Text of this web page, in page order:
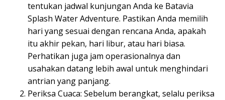
tentukan jadwal kunjungan Anda ke Batavia
Splash Water Adventure. Pastikan Anda memilih
hari yang sesuai dengan rencana Anda, apakah
itu akhir pekan, hari libur, atau hari biasa.
Perhatikan juga jam operasionalnya dan
usahakan datang lebih awal untuk menghindari
antrian yang panjang.
Periksa Cuaca: Sebelum berangkat, selalu periksa